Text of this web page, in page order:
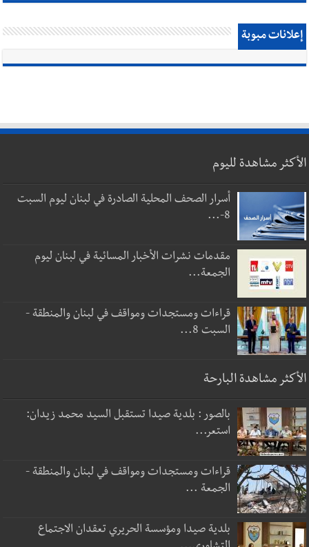
إعلانات مبوبة
الأكثر مشاهدة لليوم
أسرار الصحف المحلية الصادرة في لبنان ليوم السبت
8-...
مقدمات نشرات الأخبار المسائية في لبنان ليوم
الجمعة...
قراءات ومستجدات ومواقف في لبنان والمنطقة -
السبت 8...
الأكثر مشاهدة البارحة
بالصور : بلدية صيدا تستقبل السيد محمد زيدان:
استعر...
قراءات ومستجدات ومواقف في لبنان والمنطقة -
الجمعة ...
بلدية صيدا ومؤسسة الحريري تعقدان الاجتماع